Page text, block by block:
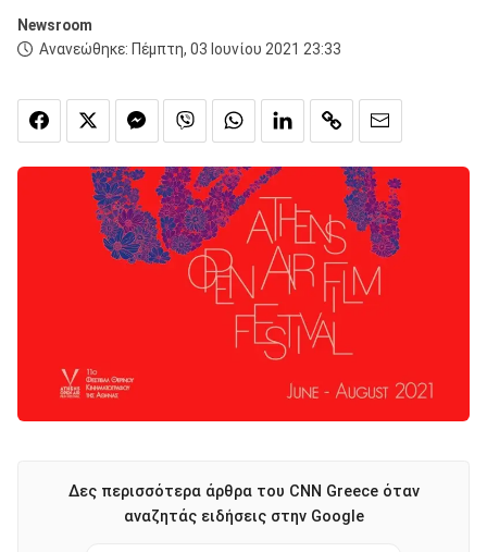
Newsroom
Ανανεώθηκε: Πέμπτη, 03 Ιουνίου 2021 23:33
Δες περισσότερα άρθρα του CNN Greece όταν
αναζητάς ειδήσεις στην Google